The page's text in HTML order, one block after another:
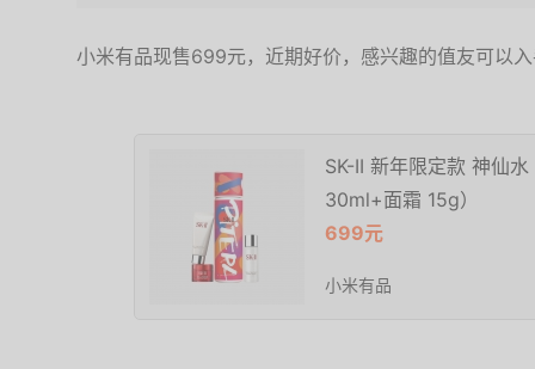
小米有品现售699元，近期好价，感兴趣的值友可以
SK-II 新年限定款 神仙
30ml+面霜 15g）
699元
小米有品